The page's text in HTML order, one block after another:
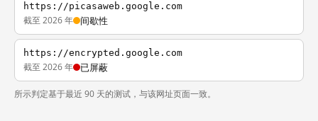
https://picasaweb.google.com
截至 2026 年 间歇性
https://encrypted.google.com
截至 2026 年 已屏蔽
所示判定基于最近 90 天的测试，与该网址页面一致。